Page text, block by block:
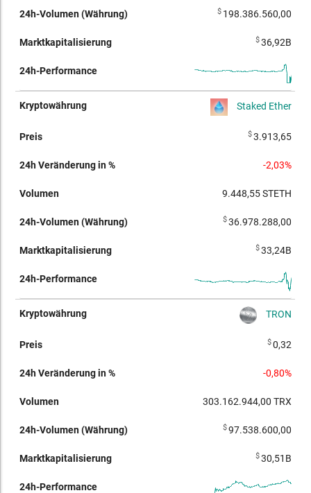
$ 198.386.560,00
$36,92B
Staked Ether
$3.913,65
-2,03%
9.448,55STETH
$36.978.288,00
$33,24B
TRON
$0,32
-0,80%
303.162.944,00 TRX
$97.538.600,00
$30,51B